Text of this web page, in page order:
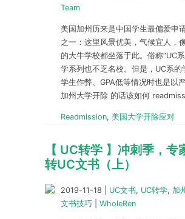
Team
美国加州历来是中国学生最偏爱申
之一：这里风景优美，气候宜人，
的大牛学校都坐落于此。俗称“UC
学系列也不乏名校。但是，UC系的
学生作弊、GPA低等情况时也是以
加州大学开除 的话该如何
Readmission, 美国大学开除应对
【 UC转学 】冲刺季，专
转UC文书（上）
2019-11-18 UC文书, UC转学, 加
文书技巧
WholeRen